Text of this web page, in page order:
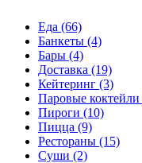
Еда (66)
Банкеты (4)
Бары (4)
Доставка (19)
Кейтеринг (3)
Паровые коктейли
Пироги (10)
Пицца (9)
Рестораны (15)
Суши (2)